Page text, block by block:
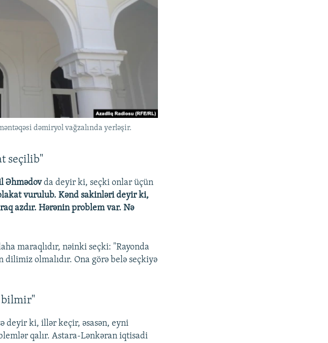
dəmiryol vağzalında yerləşir.
seçilib"
Əhmədovda deyir ki, seçki onlar üçün
vurulub. Kənd sakinləri deyir ki,
azdır. Hərənin problem var. Nə
maraqlıdır, nəinki seçki: "Rayonda
olmalıdır. Ona görə belə seçkiyə
bilmir"
deyir ki, illər keçir, əsasən, eyni
qalır. Astara-Lənkəran iqtisadi